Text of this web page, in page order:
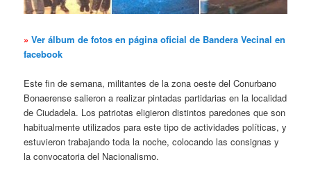
» Ver álbum de fotos en página oficial de Bandera Vecinal en
facebook
Este fin de semana, militantes de la zona oeste del Conurbano
Bonaerense salieron a realizar pintadas partidarias en la localidad
de Ciudadela. Los patriotas eligieron distintos paredones que son
habitualmente utilizados para este tipo de actividades políticas, y
estuvieron trabajando toda la noche, colocando las consignas y
la convocatoria del Nacionalismo.